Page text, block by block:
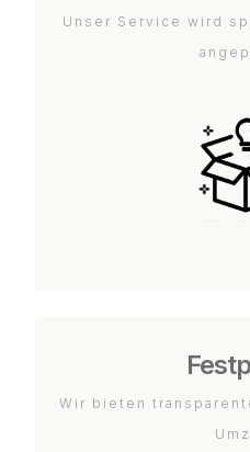
Unser Service wird
Wir bieten